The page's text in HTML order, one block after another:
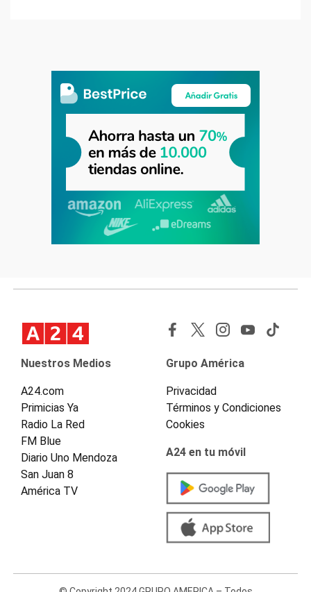
Nuestros Medios
A24.com
Primicias Ya
Radio La Red
FM Blue
Diario Uno Mendoza
San Juan 8
América TV
Grupo América
Privacidad
Términos y Condiciones
Cookies
A24 en tu móvil